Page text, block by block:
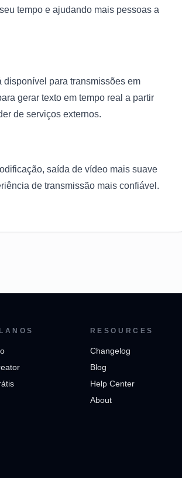
tempo e ajudando mais pessoas a
para transmissões em
gerar texto em tempo real a partir
de serviços externos.
saída de vídeo mais suave
de transmissão mais confiável.
RESOURCES
Changelog
Blog
Help Center
About